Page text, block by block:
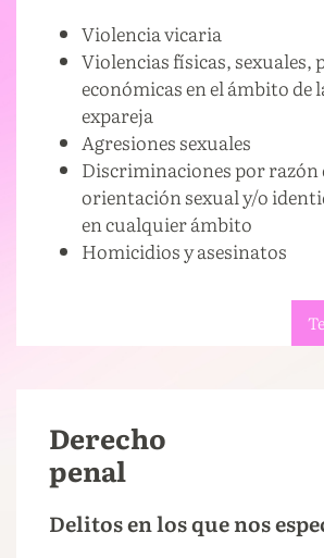
Violencia vicaria
Violencias físicas, sexuales,
económicas en el ámbito de
expareja
Agresiones sexuales
Discriminaciones por razón
orientación sexual y/o
en cualquier ámbito
Homicidios y asesinatos
Derecho
penal
Delitos en los que nos